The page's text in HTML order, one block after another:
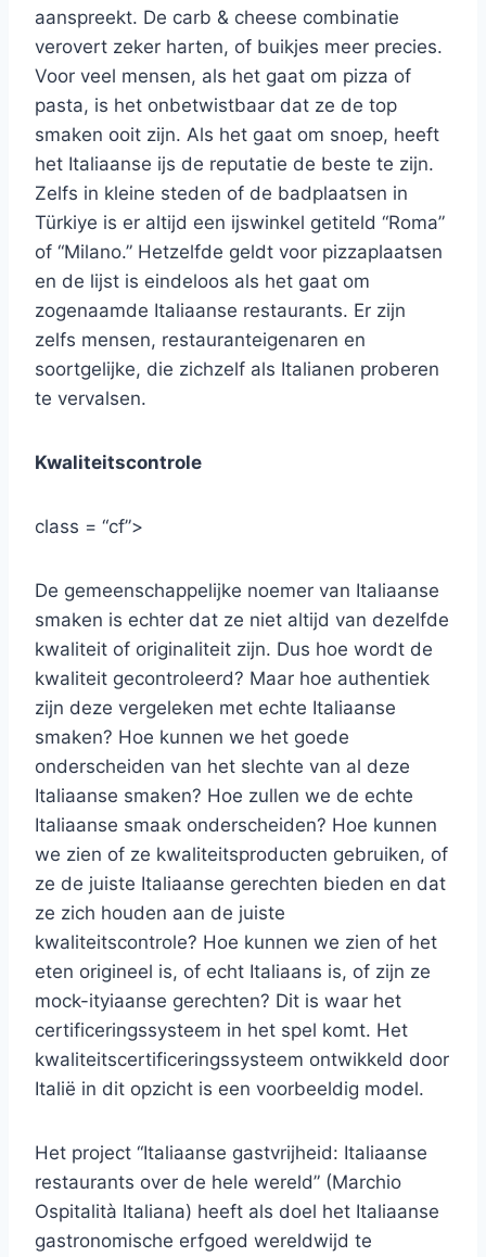
aanspreekt. De carb & cheese combinatie
verovert zeker harten, of buikjes meer precies.
Voor veel mensen, als het gaat om pizza of
pasta, is het onbetwistbaar dat ze de top
smaken ooit zijn. Als het gaat om snoep, heeft
het Italiaanse ijs de reputatie de beste te zijn.
Zelfs in kleine steden of de badplaatsen in
Türkiye is er altijd een ijswinkel getiteld “Roma”
of “Milano.” Hetzelfde geldt voor pizzaplaatsen
en de lijst is eindeloos als het gaat om
zogenaamde Italiaanse restaurants. Er zijn
zelfs mensen, restauranteigenaren en
soortgelijke, die zichzelf als Italianen proberen
te vervalsen.
Kwaliteitscontrole
class = “cf”>
De gemeenschappelijke noemer van Italiaanse
smaken is echter dat ze niet altijd van dezelfde
kwaliteit of originaliteit zijn. Dus hoe wordt de
kwaliteit gecontroleerd? Maar hoe authentiek
zijn deze vergeleken met echte Italiaanse
smaken? Hoe kunnen we het goede
onderscheiden van het slechte van al deze
Italiaanse smaken? Hoe zullen we de echte
Italiaanse smaak onderscheiden? Hoe kunnen
we zien of ze kwaliteitsproducten gebruiken, of
ze de juiste Italiaanse gerechten bieden en dat
ze zich houden aan de juiste
kwaliteitscontrole? Hoe kunnen we zien of het
eten origineel is, of echt Italiaans is, of zijn ze
mock-ityiaanse gerechten? Dit is waar het
certificeringssysteem in het spel komt. Het
kwaliteitscertificeringssysteem ontwikkeld door
Italië in dit opzicht is een voorbeeldig model.
Het project “Italiaanse gastvrijheid: Italiaanse
restaurants over de hele wereld” (Marchio
Ospitalità Italiana) heeft als doel het Italiaanse
gastronomische erfgoed wereldwijd te